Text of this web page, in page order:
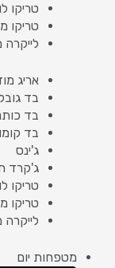
טריקו
טריקו
אריג
בד
בד
בד קומו
ג'ינס
ג'קרד
טריקו
טריקו
מטפחות יום